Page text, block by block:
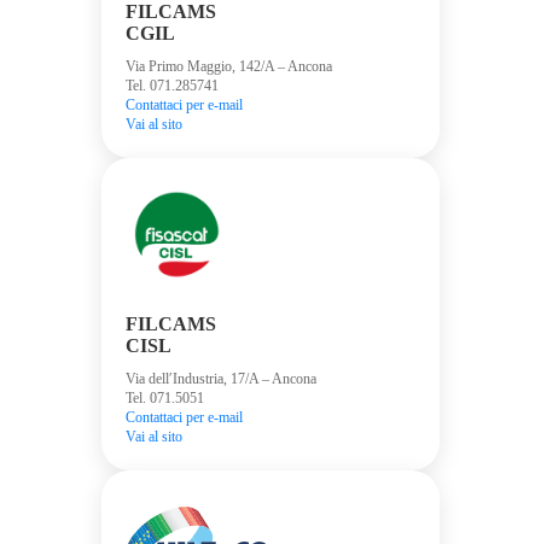
FILCAMS
CGIL
Via Primo Maggio, 142/A – Ancona
Tel. 071.285741
Contattaci per e-mail
Vai al sito
FILCAMS
CISL
Via dell′Industria, 17/A – Ancona
Tel. 071.5051
Contattaci per e-mail
Vai al sito